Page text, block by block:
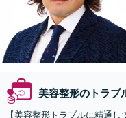
美容整形のトラブ
【美容整形トラブルに精通